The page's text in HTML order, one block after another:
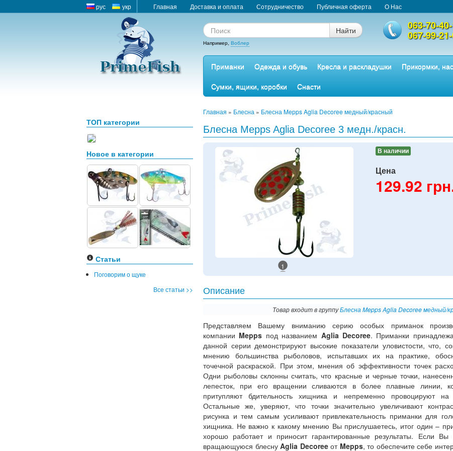
рус укр Главная Доставка и оплата Сотрудничество Публичная оферта О Нас
Найти
Например, Воблер
063-70-
067-99-
Приманки Одежда и обувь Кресла и раскладушки Прикормки,
Сумки, ящики, коробки
Снасти
ТОП категории
Новое в категории
Статьи
Поговорим о щуке
Все статьи >>
Главная » Блесна » Блесна Mepps Aglia Decoree медный/красный
Блесна Mepps Aglia Decoree 3 медн./красн.
1
В наличии
Цена
129.92
Описание
Товар входит в группуБлесна Mepps Aglia Decoree медный/
Представляем Вашему вниманию серию особых приманок
компании Mepps под названием Aglia Decoree. Приманки
данной серии демонстрируют высокие показатели уловистости, что,
мнению большинства рыболовов, испытавших их на практике,
точечной раскраской. При этом, мнения об эффективности точек
Одни рыболовы склонны считать, что красные и черные точки,
лепесток, при его вращении сливаются в более плавные линии,
притупляют бдительность хищника и непременно провоцируют на
Остальные же, уверяют, что точки значительно увеличивают
рисунка и тем самым усиливают привлекательность приманки для
хищника. Не важно к какому мнению Вы прислушаетесь, итог один –
хорошо работает и приносит гарантированные результаты. Если Вы
вращающуюся блеснуAglia Decoreeот Mepps, то обеспечите себе